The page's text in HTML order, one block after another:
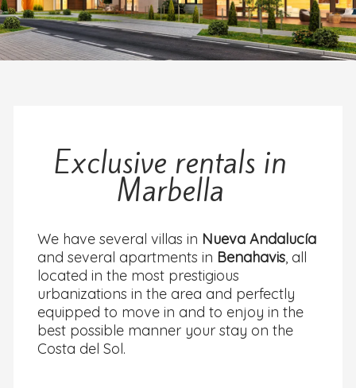
Exclusive rentals in
Marbella
We have several villas in Nueva Andalucía
and several apartments in Benahavis, all
located in the most prestigious
urbanizations in the area and perfectly
equipped to move in and to enjoy in the
best possible manner your stay on the
Costa del Sol.